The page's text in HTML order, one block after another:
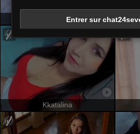
FelyLove
Kkatalina
Entrer sur